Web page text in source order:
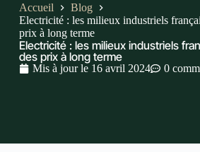
Accueil
Blog
Electricité : les milieux industriels
prix à long terme
Electricité : les milieux industriels
des prix à long terme
Mis à jour le 16 avril 2024 0